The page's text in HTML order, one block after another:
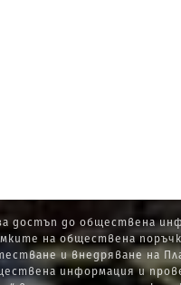
достъп до обществена
на обществена
и внедряване на
информация и